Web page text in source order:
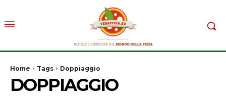
Home Tags Doppiaggio
DOPPIAGGIO